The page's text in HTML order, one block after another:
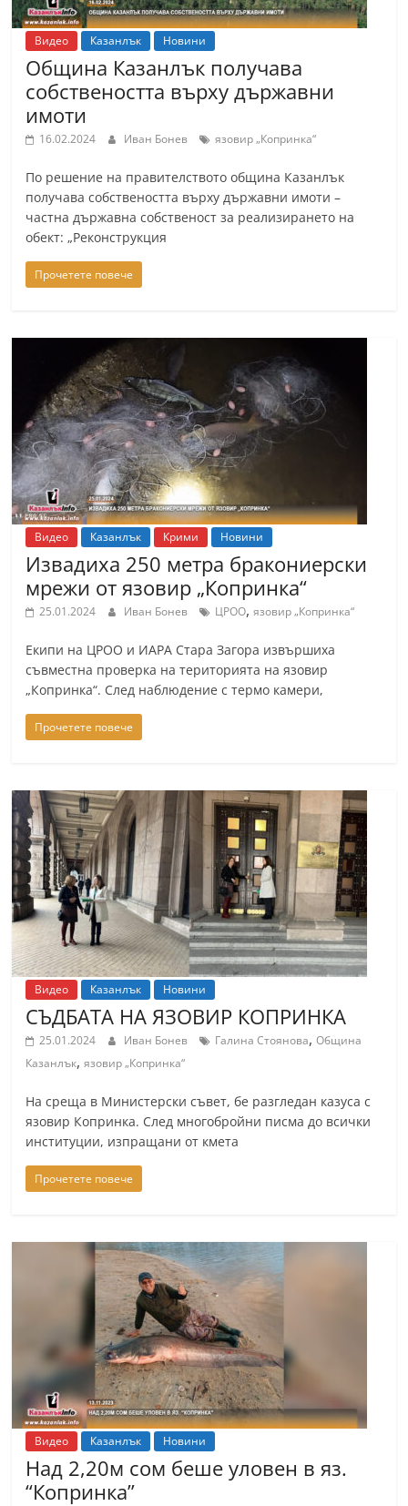
Видео Казанлък Новини
Община Казанлък получава
собствеността върху държавни
имоти
16.02.2024 Иван Бонев язовир „Копринка“
По решение на правителството община Казанлък
получава собствеността върху държавни имоти –
частна държавна собственост за реализирането на
обект: „Реконструкция
Прочетете повече
Видео Казанлък Крими Новини
Извадиха 250 метра бракониерски
мрежи от язовир „Копринка“
25.01.2024 Иван Бонев ЦРОО,язовир „Копринка“
Eкипи на ЦРОО и ИАРА Стара Загора извършиха
съвместна проверка на територията на язовир
„Копринка“. След наблюдение с термо камери,
Прочетете повече
Видео Казанлък Новини
СЪДБАТА НА ЯЗОВИР КОПРИНКА
25.01.2024 Иван Бонев Галина Стоянова,Община
Казанлък,язовир „Копринка“
На среща в Министерски съвет, бе разгледан казуса с
язовир Копринка. След многобройни писма до всички
институции, изпращани от кмета
Прочетете повече
Видео Казанлък Новини
Над 2,20м сом беше уловен в яз.
“Копринка”